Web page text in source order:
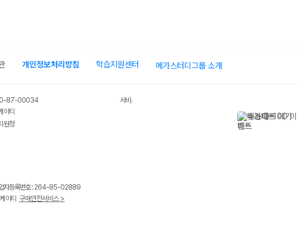
개인정보처리방침 학습지원센터 메가스터디그룹 소개
780-87-00034
이티
원청
서비스 가입사실 확인
업자등록번호 : 264-85-02889
이티 구매안전서비스 >